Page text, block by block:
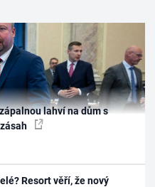
lahví na dům s
Resort věří, že nový